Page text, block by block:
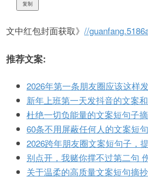
复制
文中红包封面获取》 //
推荐文案:
2026年第一条朋友圈应该这样
新年上班第一天发抖音的文案
杜绝一切负能量的文案短句子
60条不用屏蔽任何人的文案短
2026跨年朋友圈文案短句子，
别点开，我赌你撑不过第二句
关于温柔的高质量文案短句摘抄